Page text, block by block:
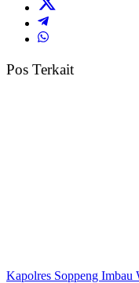
Pos Terkait
Kapolres Soppeng Imbau